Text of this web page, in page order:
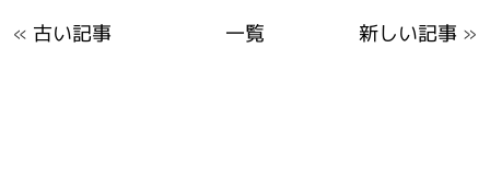
« 古い記事 一覧 新しい記事 »